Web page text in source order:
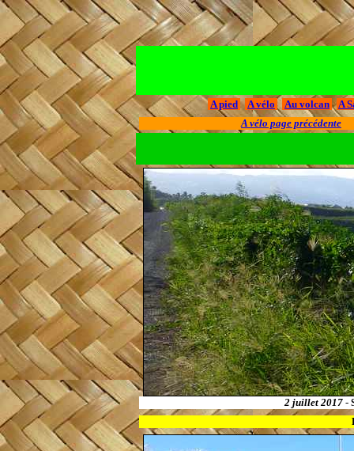
A pied A vélo Au volcan
A
A vélo page précédente
2 juillet 2017-